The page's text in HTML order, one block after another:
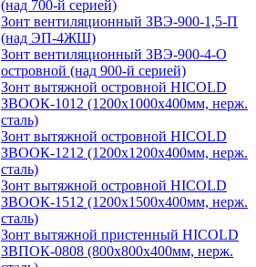
(над 700-й серией)
Зонт вентиляционный ЗВЭ-900-1,5-П
(над ЭП-4ЖШ)
Зонт вентиляционный ЗВЭ-900-4-О
островной (над 900-й серией)
Зонт вытяжной островной HICOLD
ЗВООК-1012 (1200х1000х400мм, нерж.
сталь)
Зонт вытяжной островной HICOLD
ЗВООК-1212 (1200x1200x400мм, нерж.
сталь)
Зонт вытяжной островной HICOLD
ЗВООК-1512 (1200х1500х400мм, нерж.
сталь)
Зонт вытяжной пристенный HICOLD
ЗВПОК-0808 (800х800х400мм, нерж.